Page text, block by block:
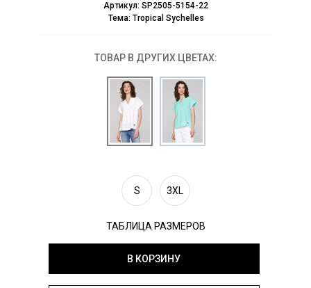
Артикул: SP2505-5154-22
Тема: Tropical Sychelles
ТОВАР В ДРУГИХ ЦВЕТАХ:
S 3XL
ТАБЛИЦА РАЗМЕРОВ
В КОРЗИНУ